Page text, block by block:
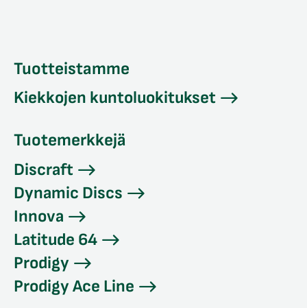
Tuotteistamme
Kiekkojen kuntoluokitukset
Tuotemerkkejä
Discraft
Dynamic Discs
Innova
Latitude 64
Prodigy
Prodigy Ace Line